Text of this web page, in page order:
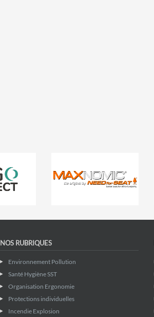
NOS RUBRIQUES
Environnement Pollution
Santé Hygiène SST
Organisation Ergonomie
Protections individuelles
Incendie Explosion